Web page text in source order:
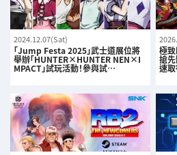
2024.12.07(Sat)
「Jump Festa 2025」武士道展位將
舉辦「HUNTER×HUNTER NEN×I
MPACT」試玩活動！參與試…
極
搶
速